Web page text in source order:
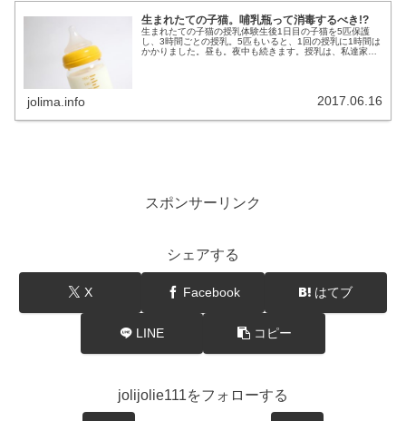
生まれたての子猫。哺乳瓶って消毒するべき!?
生まれたての子猫の授乳体験生後1日目の子猫を5匹保護
し、3時間ごとの授乳。5匹もいると、1回の授乳に1時間は
かかりました。昼も。夜中も続きます。授乳は、私達家族
jolima.info 2017.06.16
スポンサーリンク
シェアする
X Facebook はてブ
LINE コピー
jolijolie111をフォローする